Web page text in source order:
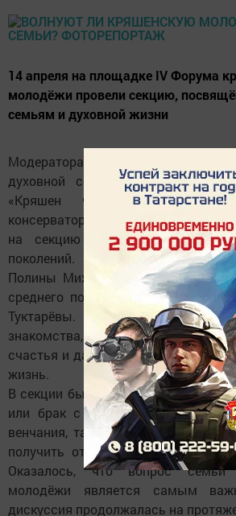
14 апреля на площадке IV Форума
молодёжи провели секцию,
семьям и духовной жизни
Модераторами секции были
духовной семинарии протоиерей
«Кряшен чибяре 2016»,
консерватории им. Жиганова
на секцию были приглашены
поколений. Первая - самая
Полины Михайловых. Пётр и Анна
среднего поколения, и молодая
Туктарёвы. Каждая семья
знакомства, поделилась
счастья и дала участникам
жизнь.
В секции были рассмотрены темы:
или брак с венчанием»,
венчания, таинство крещения.
получить ответы на самые
Оказалось, что вопрос семьи
молодёжи является самым
дискуссия продолжалась на